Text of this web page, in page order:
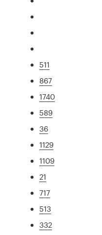
511
867
1740
589
36
1129
1109
21
717
513
332